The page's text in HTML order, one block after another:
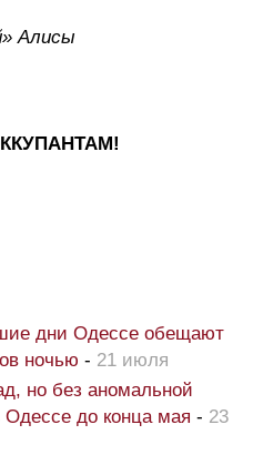
Алисы
дни Одессе обещают
ночью - 21 июля
но без аномальной
Одессе до конца мая - 23